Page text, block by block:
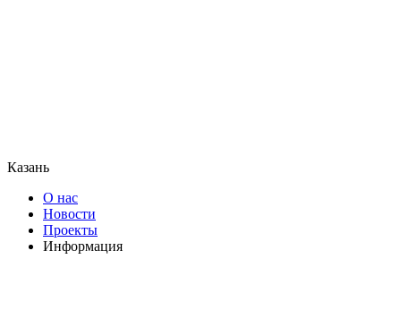
Казань
О нас
Новости
Проекты
Информация